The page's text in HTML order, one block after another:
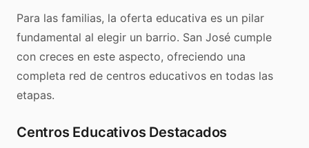
Para las familias, la oferta educativa es un pilar
fundamental al elegir un barrio. San José cumple
con creces en este aspecto, ofreciendo una
completa red de centros educativos en todas las
etapas.
Centros Educativos Destacados